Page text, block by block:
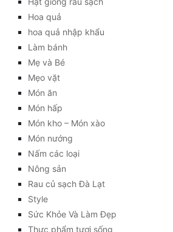
Hoa quả
hoa quả nhập khẩu
Làm bánh
Mẹ và Bé
Mẹo vặt
Món ăn
Món hấp
Món kho – Món xào
Món nướng
Nấm các loại
Nông sản
Rau củ sạch Đà Lạt
Style
Sức Khỏe Và Làm Đẹp
Thực phẩm tươi sống